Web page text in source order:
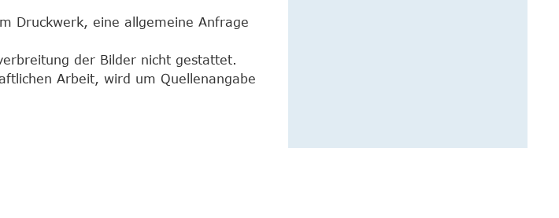
Druckwerk, eine allgemeine Anfrage
der Bilder nicht gestattet.
Arbeit, wird um Quellenangabe